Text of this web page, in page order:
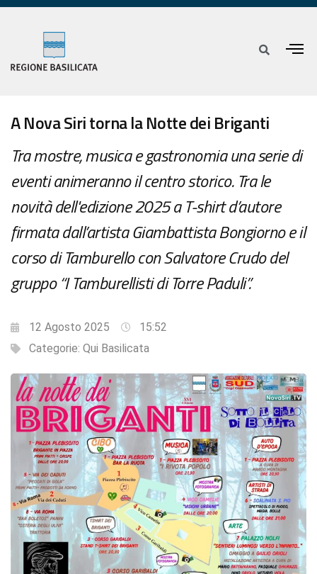
A Nova Siri torna la Notte dei Briganti
Tra mostre, musica e gastronomia una serie di
eventi animeranno il centro storico. Tra le
novità dell'edizione 2025 a T-shirt d’autore
firmata dall’artista Giambattista Bongiorno e il
corso di Tamburello con Salvatore Crudo del
gruppo “I Tamburellisti di Torre Paduli”.
12 Agosto 2025
15:52
Categorie: Qui Basilicata